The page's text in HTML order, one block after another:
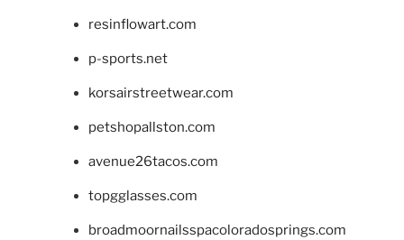
resinflowart.com
p-sports.net
korsairstreetwear.com
petshopallston.com
avenue26tacos.com
topgglasses.com
broadmoornailsspacoloradosprings.com